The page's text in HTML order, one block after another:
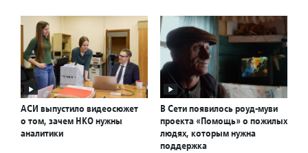
АСИ выпустило видеосюжет
о том, зачем НКО нужны
аналитики
В Сети появилось роуд-муви
проекта «Помощь» о пожилых
людях, которым нужна
поддержка